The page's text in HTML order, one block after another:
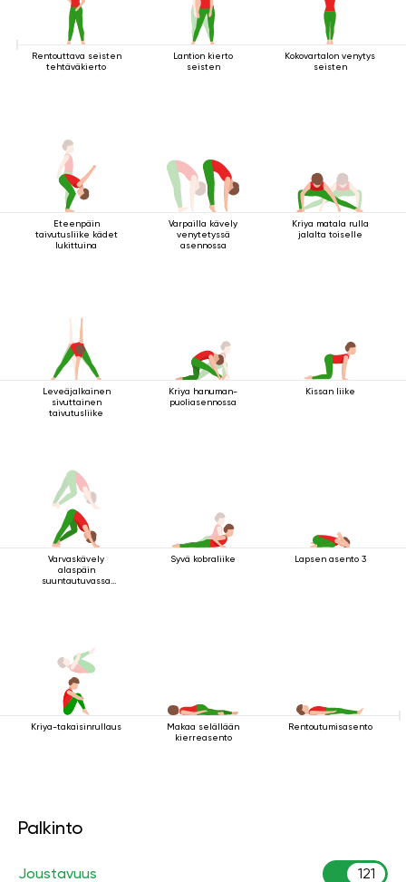
Rentouttava seisten
tehtäväkierto
Lantion kierto
seisten
Kokovartalon venytys
seisten
Eteenpäin
taivutusliike kädet
lukittuina
Varpailla kävely
venytetyssä
asennossa
Kriya matala rulla
jalalta toiselle
Leveäjalkainen
sivuttainen
taivutusliike
Kriya hanuman-
puoliasennossa
Kissan liike
Varvaskävely
alaspäin
suuntautuvassa
Syvä kobraliike Lapsen asento 3
Kriya-takaisinrullaus
Makaa selällään
kierreasento
Rentoutumisasento
Palkinto
Joustavuus 121